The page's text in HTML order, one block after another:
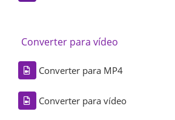
Converter para vídeo
Converter para MP4
Converter para vídeo